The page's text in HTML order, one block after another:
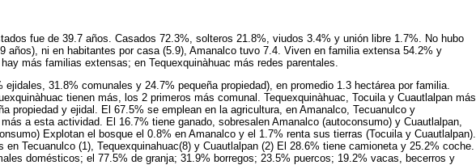
fue de 39.7 años. Casados 72.3%, solteros 21.8%, viudos 3.4% y unión libre 1.7%. No hubo
años), ni en habitantes por casa (5.9), Amanalco tuvo 7.4. Viven en familia extensa 54.2% y
más familias extensas; en Tequexquinàhuac más redes parentales.
ejidales, 31.8% comunales y 24.7% pequeña propiedad), en promedio 1.3 hectárea por familia.
tienen más, los 2 primeros más comunal. Tequexquinàhuac, Tocuila y Cuautlalpan más
propiedad y ejidal. El 67.5% se emplean en la agricultura, en Amanalco, Tecuanulco y
a esta actividad. El 16.7% tiene ganado, sobresalen Amanalco (autoconsumo) y Cuautlalpan,
Explotan el bosque el 0.8% en Amanalco y el 1.7% renta sus tierras (Tocuila y Cuautlalpan).
en Tecuanulco (1), Tequexquinahuac(8) y Cuautlalpan (2) El 28.6% tiene camioneta y 25.2% coche.
domésticos; el 77.5% de granja; 31.9% borregos; 23.5% puercos; 19.2% vacas, becerros y